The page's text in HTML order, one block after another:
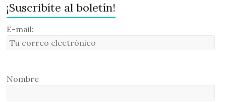
¡Suscribíte al boletín!
E-mail:
Nombre